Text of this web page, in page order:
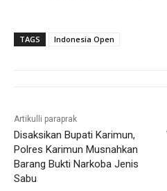
TAGS Indonesia Open
Artikulli paraprak
Disaksikan Bupati Karimun,
Polres Karimun Musnahkan
Barang Bukti Narkoba Jenis
Sabu